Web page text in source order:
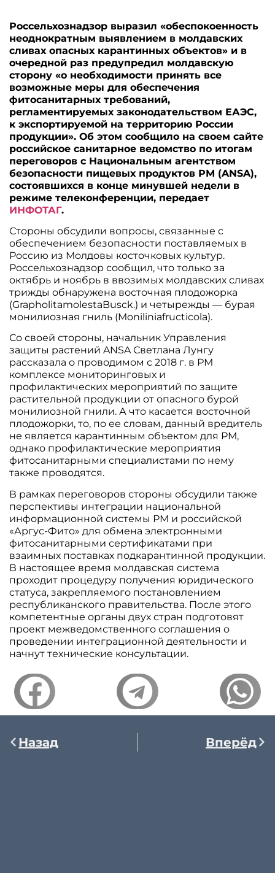
Россельхознадзор выразил «обеспокоенность
неоднократным выявлением в молдавских
сливах опасных карантинных объектов» и в
очередной раз предупредил молдавскую
сторону «о необходимости принять все
возможные меры для обеспечения
фитосанитарных требований,
регламентируемых законодательством ЕАЭС,
к экспортируемой на территорию России
продукции». Об этом сообщило на своем сайте
российское санитарное ведомство по итогам
переговоров с Национальным агентством
безопасности пищевых продуктов РМ (ANSA),
состоявшихся в конце минувшей недели в
режиме телеконференции, передает
ИНФОТАГ.
Стороны обсудили вопросы, связанные с
обеспечением безопасности поставляемых в
Россию из Молдовы косточковых культур.
Россельхознадзор сообщил, что только за
октябрь и ноябрь в ввозимых молдавских сливах
трижды обнаружена восточная плодожорка
(GrapholitamolestaBusck.) и четырежды — бурая
монилиозная гниль (Moniliniafructicola).
Со своей стороны, начальник Управления
защиты растений ANSA Светлана Лунгу
рассказала о проводимом с 2018 г. в РМ
комплексе мониторинговых и
профилактических мероприятий по защите
растительной продукции от опасного бурой
монилиозной гнили. А что касается восточной
плодожорки, то, по ее словам, данный вредитель
не является карантинным объектом для РМ,
однако профилактические мероприятия
фитосанитарными специалистами по нему
также проводятся.
В рамках переговоров стороны обсудили также
перспективы интеграции национальной
информационной системы РМ и российской
«Аргус-Фито» для обмена электронными
фитосанитарными сертификатами при
взаимных поставках подкарантинной продукции.
В настоящее время молдавская система
проходит процедуру получения юридического
статуса, закрепляемого постановлением
республиканского правительства. После этого
компетентные органы двух стран подготовят
проект межведомственного соглашения о
проведении интеграционной деятельности и
начнут технические консультации.
Назад Вперёд